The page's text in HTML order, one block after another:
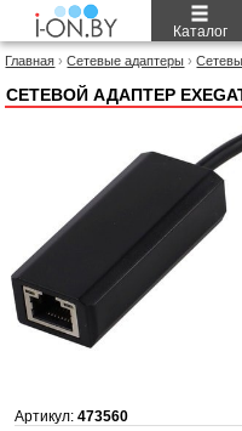
Каталог
Главная ›Сетевые адаптеры ›
СЕТЕВОЙ АДАПТЕР
Артикул:473560